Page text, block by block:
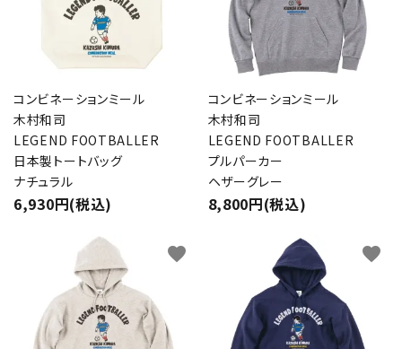
コンビネーションミール
木村和司
LEGEND FOOTBALLER
日本製トートバッグ
ナチュラル
6,930円(税込)
コンビネーションミール
木村和司
LEGEND FOOTBALLER
プルパーカー
ヘザーグレー
8,800円(税込)
favorite favorite